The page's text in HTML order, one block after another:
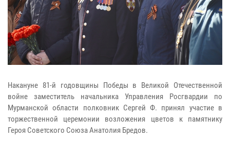
Накануне 81-й годовщины Победы в Великой Отечественной
войне заместитель начальника Управления Росгвардии по
Мурманской области полковник Сергей Ф. принял участие в
торжественной церемонии возложения цветов к памятнику
Героя Советского Союза Анатолия Бредов.